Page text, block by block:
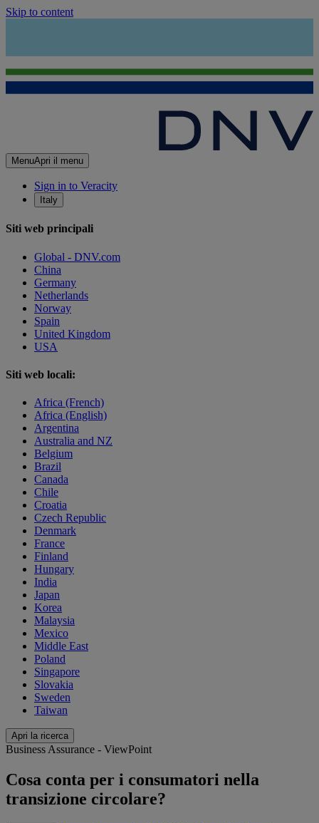
Skip to content
MenuApri il menu
Sign in to Veracity
Italy
Siti web principali
Global - DNV.com
China
Germany
Netherlands
Norway
Spain
United Kingdom
USA
Siti web locali:
Africa (French)
Africa (English)
Argentina
Australia and NZ
Belgium
Brazil
Canada
Chile
Croatia
Czech Republic
Denmark
France
Finland
Hungary
India
Japan
Korea
Malaysia
Mexico
Middle East
Poland
Singapore
Slovakia
Sweden
Taiwan
Apri la ricerca
Business Assurance - ViewPoint
Cosa conta per i consumatori nella
transizione circolare?